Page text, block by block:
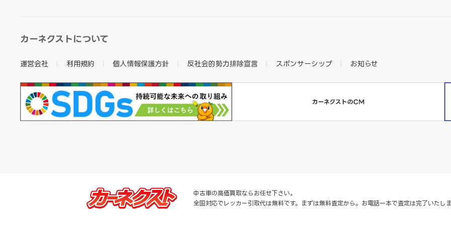
カーネクストについて
運営会社 利用規約 個人情報保護方針 反社会的勢力排除宣言 スポンサーシップ お知らせ
中古車の高価買取ならお任せ下さい。
全国対応でレッカー引取代は無料です。まずは無料査定から。お電話一本で査定は完了いたし